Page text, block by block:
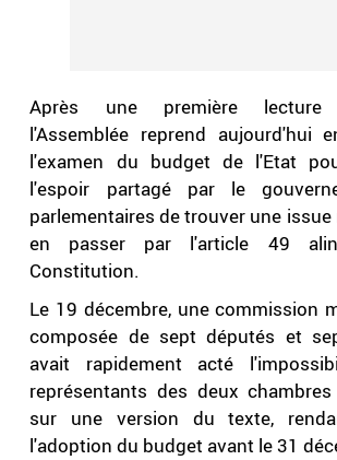
Après une première lecture
l'Assemblée reprend aujourd'hui
l'examen du budget de l'Etat
l'espoir partagé par le
parlementaires de trouver une issue
en passer par l'article 49
Constitution.
Le 19 décembre, une commission
composée de sept députés et
avait rapidement acté
représentants des deux
sur une version du texte,
l'adoption du budget avant le 31